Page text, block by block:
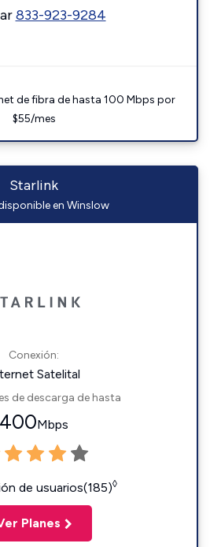
833-923-9284
de fibra de hasta 100 Mbps por
$55/mes
Starlink
en Winslow
Conexión:
Satelital
de descarga de hasta
400Mbps
de usuarios(185)◊
Planes